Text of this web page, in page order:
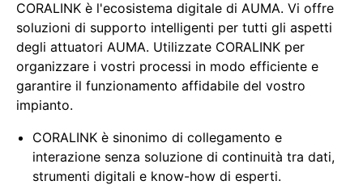
CORALINK è l'ecosistema digitale di AUMA. Vi offre
soluzioni di supporto intelligenti per tutti gli aspetti
degli attuatori AUMA. Utilizzate CORALINK per
organizzare i vostri processi in modo efficiente e
garantire il funzionamento affidabile del vostro
impianto.
CORALINK è sinonimo di collegamento e
interazione senza soluzione di continuità tra dati,
strumenti digitali e know-how di esperti.